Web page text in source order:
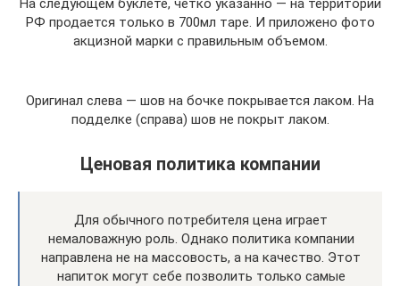
На следующем буклете, четко указанно — на территории
РФ продается только в 700мл таре. И приложено фото
акцизной марки с правильным объемом.
Оригинал слева — шов на бочке покрывается лаком. На
подделке (справа) шов не покрыт лаком.
Ценовая политика компании
Для обычного потребителя цена играет
немаловажную роль. Однако политика компании
направлена не на массовость, а на качество. Этот
напиток могут себе позволить только самые